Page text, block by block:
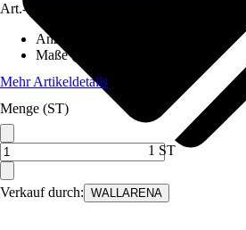
Verkauf durch: WALLARENA
Art.-Nr.
Anzahl der Teile
Maße (BxH)
Mehr Artikeldetails
Menge (ST)
1 ST